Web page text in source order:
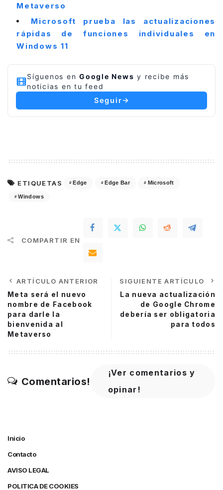
Metaverso
Microsoft prueba las actualizaciones
rápidas de funciones individuales en
Windows 11
Síguenos en Google News y recibe más
noticias en tu feed
Seguir
ETIQUETAS Edge Edge Bar Microsoft
Windows
COMPARTIR EN
ARTÍCULO ANTERIOR
Meta será el nuevo
nombre de Facebook
para darle la
bienvenida al
Metaverso
SIGUIENTE ARTÍCULO
La nueva actualización
de Google Chrome
debería ser obligatoria
para todos
Comentarios!
¡Ver comentarios y
opinar!
Inicio
Contacto
AVISO LEGAL
POLITICA DE COOKIES